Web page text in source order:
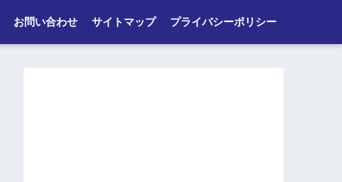
お問い合わせ サイトマップ プライバシーポリシー